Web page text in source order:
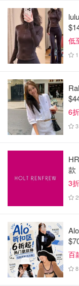
想要学会通过一些
战斗的形式，表达
几乎没有亚裔
奇怪的事情，尤其
电影中没有像现在
Shang-Chi，也没
Hyung Lee）。
没有亚裔演员出演
没有电影像《
得奥斯卡奖。
在音乐方面，没
Spotify 的播放列表
低
1
6
3
款
3
百
8